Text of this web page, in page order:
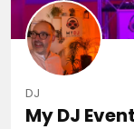
DJ
My DJ Event